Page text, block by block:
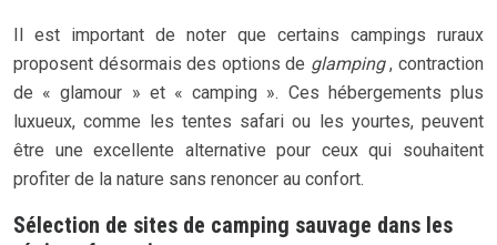
Il est important de noter que certains campings ruraux
proposent désormais des options de glamping, contraction
de « glamour » et « camping ». Ces hébergements plus
luxueux, comme les tentes safari ou les yourtes, peuvent
être une excellente alternative pour ceux qui souhaitent
profiter de la nature sans renoncer au confort.
Sélection de sites de camping sauvage dans les